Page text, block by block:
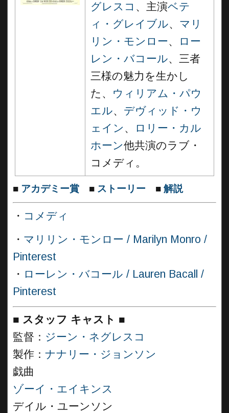
グレスコ 、主演ベテ
ィ・グレイブル、 マリ
リン・モンロー、
ロー
レン・バコール、三者
三様の魅力を生かし
た、 ウィリアム・パウ
エル、 デヴィッド・ウ
ェイン 、
ロリー・カル
ホーン他共演のラブ・
コメディ。
■ アカデミー賞 ■ ストーリー ■ 解説
・ コメディ
・ マリリン・モンロー / Marilyn Monro /
Pinterest
・ ローレン・バコール / Lauren Bacall /
Pinterest
■ スタッフ キャスト ■
監督： ジーン・ネグレスコ
製作： ナナリー・ジョンソン
戯曲
ゾーイ・エイキンス
デイル・ユーンソン